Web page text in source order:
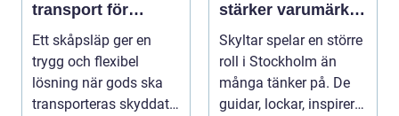
transport för
företag och
privatpersoner
Ett skåpsläp ger en
trygg och flexibel
lösning när gods ska
transporteras skyddat
stärker varumärket
i stadsmiljön
Skyltar spelar en större
roll i Stockholm än
många tänker på. De
guidar, lockar, inspirerar